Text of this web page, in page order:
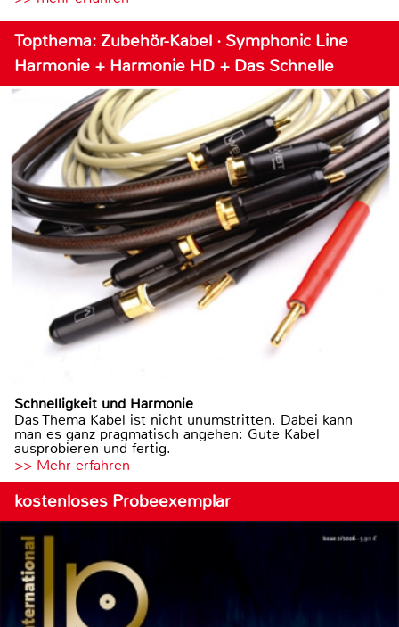
Topthema: Zubehör-Kabel · Symphonic Line
Harmonie + Harmonie HD + Das Schnelle
Schnelligkeit und Harmonie
Das Thema Kabel ist nicht unumstritten. Dabei kann
man es ganz pragmatisch angehen: Gute Kabel
ausprobieren und fertig.
>> Mehr erfahren
kostenloses Probeexemplar